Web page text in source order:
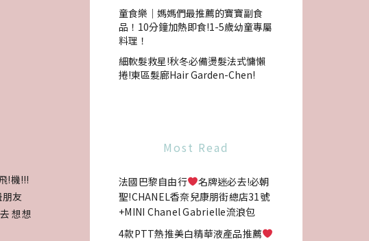
!機!!!
友
想想
童食樂｜媽媽們最推薦的寶寶副食
品！10分鐘加熱即食!1-5歲幼童專屬
料理！
細軟髮救星!秋冬必備燙髮法式慵懶
捲!東區髮廊Hair Garden-Chen!
Most Read
法國巴黎自由行
名牌迷必去!必朝
聖!CHANEL香奈兒康朋街總店31號
+MINI Chanel Gabrielle流浪包
4款PTT熱推美白精華液產品推薦